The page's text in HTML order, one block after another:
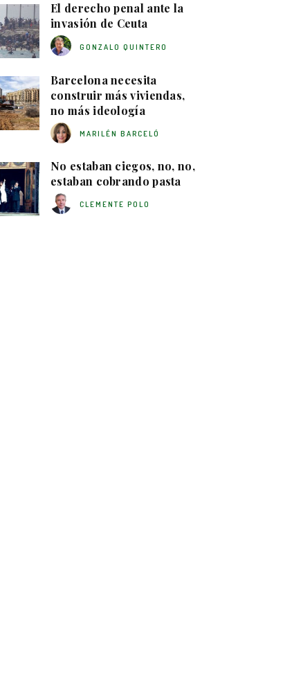
El derecho penal ante la
invasión de Ceuta
GONZALO QUINTERO
Barcelona necesita
construir más viviendas,
no más ideología
MARILÉN BARCELÓ
No estaban ciegos, no, no,
estaban cobrando pasta
CLEMENTE POLO